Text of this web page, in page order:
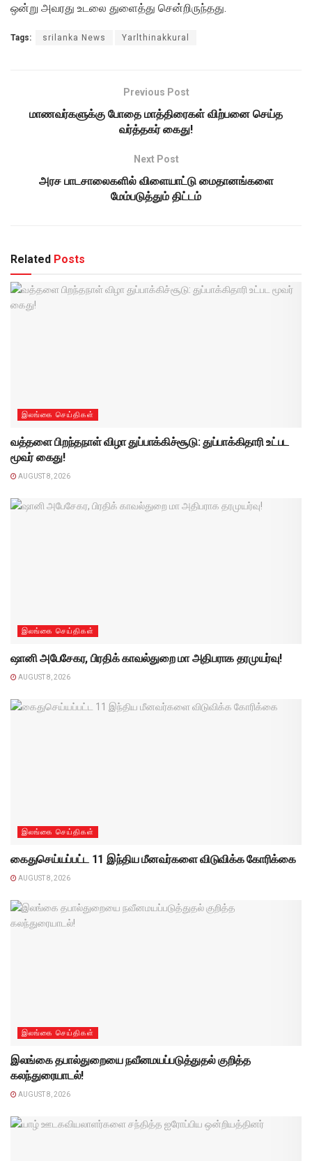
ஒன்று அவரது உடலை துளைத்து சென்றிருந்தது.
Tags: srilanka News Yarlthinakkural
Previous Post
மாணவர்களுக்கு போதை மாத்திரைகள் விற்பனை செய்த
வர்த்தகர் கைது!
Next Post
அரச பாடசாலைகளில் விளையாட்டு மைதானங்களை
மேம்படுத்தும் திட்டம்
Related Posts
இலங்கை செய்திகள்
வத்தளை பிறந்தநாள் விழா துப்பாக்கிச்சூடு: துப்பாக்கிதாரி உட்பட
மூவர் கைது!
AUGUST 8, 2026
இலங்கை செய்திகள்
ஷானி அபேசேகர, பிரதிக் காவல்துறை மா அதிபராக தரமுயர்வு!
AUGUST 8, 2026
இலங்கை செய்திகள்
கைதுசெய்யப்பட்ட 11 இந்திய மீனவர்களை விடுவிக்க கோரிக்கை
AUGUST 8, 2026
இலங்கை செய்திகள்
இலங்கை தபால்துறையை நவீனமயப்படுத்துதல் குறித்த
கலந்துரையாடல்!
AUGUST 8, 2026